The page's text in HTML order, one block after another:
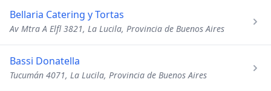
Bellaria Catering y Tortas
Av Mtra A Elfl 3821, La Lucila, Provincia de Buenos Aires
Bassi Donatella
Tucumán 4071, La Lucila, Provincia de Buenos Aires